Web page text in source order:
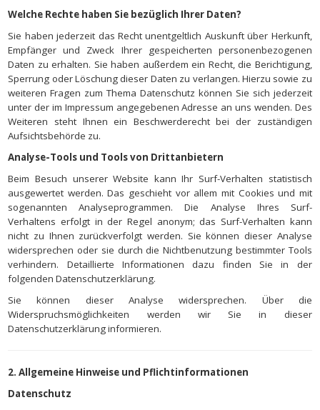
Welche Rechte haben Sie bezüglich Ihrer Daten?
Sie haben jederzeit das Recht unentgeltlich Auskunft über Herkunft,
Empfänger und Zweck Ihrer gespeicherten personenbezogenen
Daten zu erhalten. Sie haben außerdem ein Recht, die Berichtigung,
Sperrung oder Löschung dieser Daten zu verlangen. Hierzu sowie zu
weiteren Fragen zum Thema Datenschutz können Sie sich jederzeit
unter der im Impressum angegebenen Adresse an uns wenden. Des
Weiteren steht Ihnen ein Beschwerderecht bei der zuständigen
Aufsichtsbehörde zu.
Analyse-Tools und Tools von Drittanbietern
Beim Besuch unserer Website kann Ihr Surf-Verhalten statistisch
ausgewertet werden. Das geschieht vor allem mit Cookies und mit
sogenannten Analyseprogrammen. Die Analyse Ihres Surf-
Verhaltens erfolgt in der Regel anonym; das Surf-Verhalten kann
nicht zu Ihnen zurückverfolgt werden. Sie können dieser Analyse
widersprechen oder sie durch die Nichtbenutzung bestimmter Tools
verhindern. Detaillierte Informationen dazu finden Sie in der
folgenden Datenschutzerklärung.
Sie können dieser Analyse widersprechen. Über die
Widerspruchsmöglichkeiten werden wir Sie in dieser
Datenschutzerklärung informieren.
2. Allgemeine Hinweise und Pflichtinformationen
Datenschutz